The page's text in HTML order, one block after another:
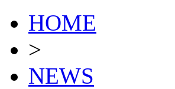
HOME
>
NEWS